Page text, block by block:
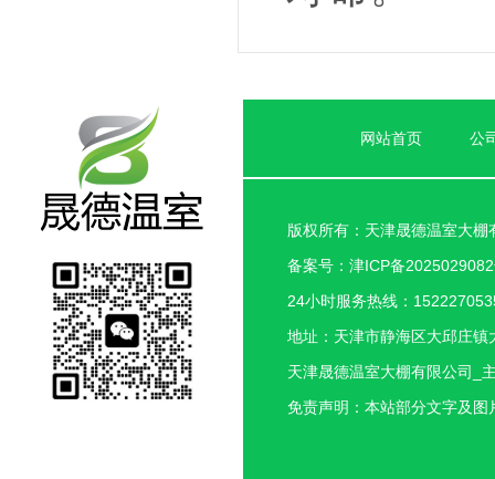
网站首页 公
版权所有：天津晟德温室大棚
备案号： 津ICP备
24小时服务热线：
地址：天津市静海区大邱庄镇
天津晟德温室大棚有限公司_
免责声明：本站部分文字及